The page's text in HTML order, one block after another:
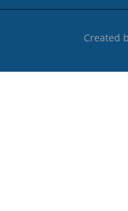
Created